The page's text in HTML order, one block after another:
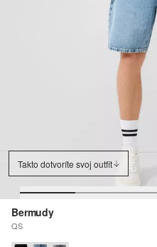
Takto dotvoríte svoj outfit
Bermudy
QS